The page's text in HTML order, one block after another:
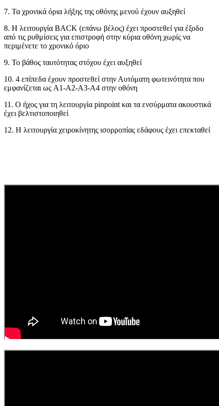
7. Τα χρονικά όρια λήξης της οθόνης μενού έχουν αυξηθεί
8. Η λειτουργία BACK (επάνω βέλος) έχει προστεθεί για έξοδο
από τις ρυθμίσεις για επιστροφή στην κύρια οθόνη χωρίς να
περιμένετε το χρονικό όριο
9. Το βάθος ταυτότητας στόχου έχει αυξηθεί
10. 4 επίπεδα έχουν προστεθεί στην Αυτόματη φωτεινότητα που
εμφανίζεται ως A1-A2-A3-A4 στην οθόνη
11. Ο ήχος για τη λειτουργία pinpoint και τα ενσύρματα ακουστικά
έχει βελτιστοποιηθεί
12. Η λειτουργία χειροκίνητης ισορροπίας εδάφους έχει επεκταθεί